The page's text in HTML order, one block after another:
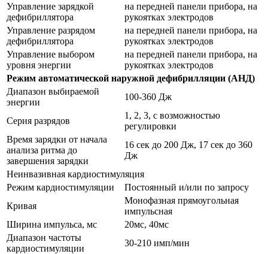
Управление зарядкой
дефибриллятора
на передней панели прибора, на
рукоятках электродов
Управление разрядом
дефибриллятора
на передней панели прибора, на
рукоятках электродов
Управление выбором
уровня энергии
на передней панели прибора, на
рукоятках электродов
Режим автоматической наружной дефибрилляции (АНД)
Диапазон выбираемой
энергии
100-360 Дж
Серия разрядов
1, 2, 3, с возможностью
регулировки
Время зарядки от начала
анализа ритма до
завершения зарядки
16 сек до 200 Дж, 17 сек до 360
Дж
Неинвазивная кардиостимуляция
Режим кардиостимуляции
Постоянный и/или по запросу
Кривая
Монофазная прямоугольная
импульсная
Ширина импульса, мс
20мс, 40мс
Диапазон частоты
кардиостимуляции
30-210 имп/мин